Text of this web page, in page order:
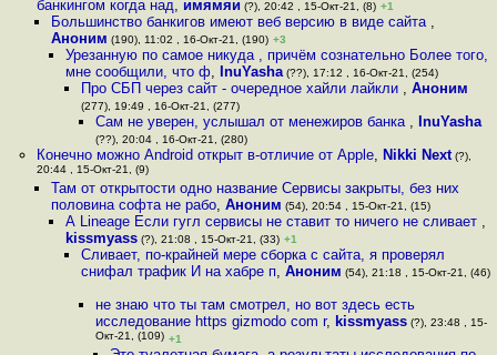
банкингом когда над, имямяи (?), 20:42 , 15-Окт-21, (8) +1
Большинство банкигов имеют веб версию в виде сайта ,
Аноним (190), 11:02 , 16-Окт-21, (190) +3
Урезанную по самое никуда , причём сознательно Более того,
мне сообщили, что ф, InuYasha (??), 17:12 , 16-Окт-21, (254)
Про СБП через сайт - очередное хайли лайкли , Аноним
(277), 19:49 , 16-Окт-21, (277)
Сам не уверен, услышал от менежиров банка , InuYasha
(??), 20:04 , 16-Окт-21, (280)
Конечно можно Android открыт в-отличие от Apple, Nikki Next(?),
20:44 , 15-Окт-21, (9)
Там от открытости одно название Сервисы закрыты, без них
половина софта не рабо, Аноним (54), 20:54 , 15-Окт-21, (15)
А Lineage Если гугл сервисы не ставит то ничего не сливает ,
kissmyass (?), 21:08 , 15-Окт-21, (33) +1
Сливает, по-крайней мере сборка с сайта, я проверял
снифал трафик И на хабре п, Аноним (54), 21:18 , 15-Окт-21, (46)
не знаю что ты там смотрел, но вот здесь есть
исследование https gizmodo com r, kissmyass(?), 23:48 , 15-
Окт-21, (109) +1